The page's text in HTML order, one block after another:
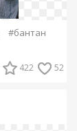
#бантан
422 52